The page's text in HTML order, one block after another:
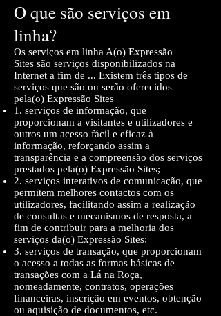
O que são serviços em
linha?
Os serviços em linha A(o) Expressão
Sites são serviços disponibilizados na
Internet a fim de ... Existem três tipos de
serviços que são ou serão oferecidos
pela(o) Expressão Sites
1. serviços de informação, que
proporcionam a visitantes e utilizadores e
outros um acesso fácil e eficaz à
informação, reforçando assim a
transparência e a compreensão dos serviços
prestados pela(o) Expressão Sites;
2. serviços interativos de comunicação, que
permitem melhores contactos com os
utilizadores, facilitando assim a realização
de consultas e mecanismos de resposta, a
fim de contribuir para a melhoria dos
serviços da(o) Expressão Sites;
3. serviços de transação, que proporcionam
o acesso a todas as formas básicas de
transações com a Lá na Roça,
nomeadamente, contratos, operações
financeiras, inscrição em eventos, obtenção
ou aquisição de documentos, etc.